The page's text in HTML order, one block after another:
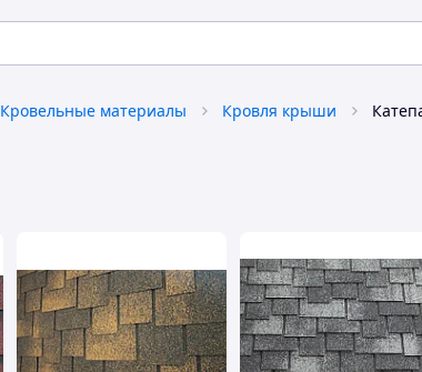
Кровельные материалы Кровля крыши